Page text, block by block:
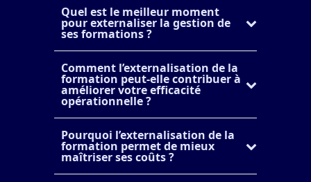
Quel est le meilleur moment
pour externaliser la gestion de
ses formations ?
Comment l’externalisation de la
formation peut-elle contribuer à
améliorer votre efficacité
opérationnelle ?
Pourquoi l’externalisation de la
formation permet de mieux
maîtriser ses coûts ?